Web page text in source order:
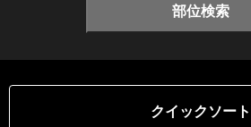
部位検索
クイックソート